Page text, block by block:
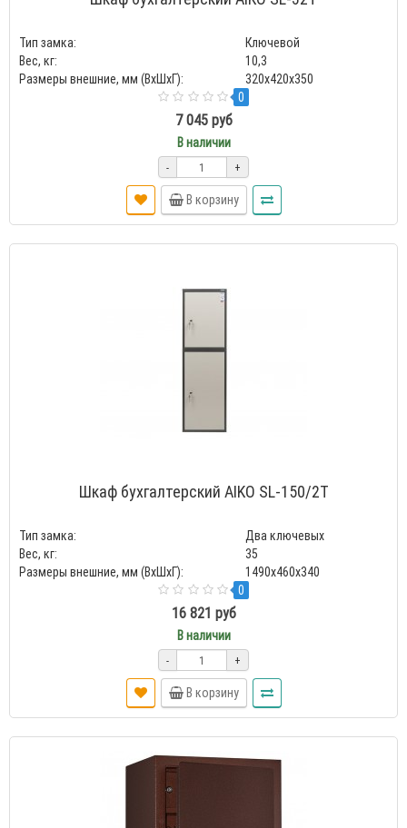
Тип замка:
Ключевой
Вес, кг:
10,3
Размеры внешние, мм (ВхШхГ):
320x420x350
0
7 045 руб
В наличии
- +
В корзину
Шкаф бухгалтерский AIKO SL-150/2Т
Тип замка:
Два ключевых
Вес, кг:
35
Размеры внешние, мм (ВхШхГ):
1490x460x340
0
16 821 руб
В наличии
- +
В корзину